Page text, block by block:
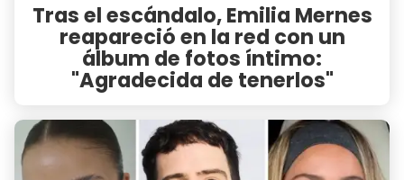
Tras el escándalo, Emilia Mernes
reapareció en la red con un
álbum de fotos íntimo:
"Agradecida de tenerlos"